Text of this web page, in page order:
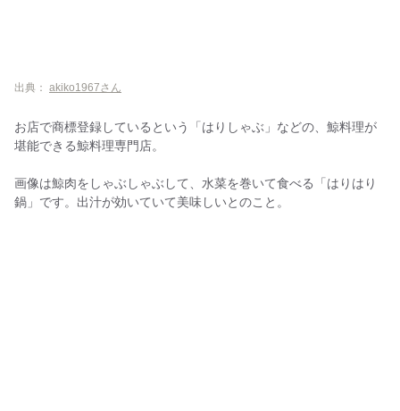
出典： akiko1967さん
お店で商標登録しているという「はりしゃぶ」などの、鯨料理が
堪能できる鯨料理専門店。
画像は鯨肉をしゃぶしゃぶして、水菜を巻いて食べる「はりはり
鍋」です。出汁が効いていて美味しいとのこと。